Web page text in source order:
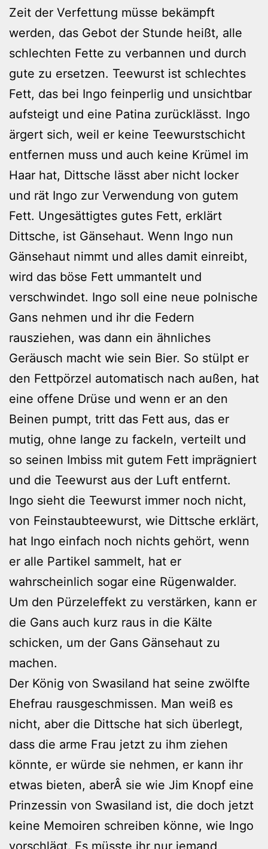
Zeit der Verfettung müsse bekämpft
werden, das Gebot der Stunde heißt, alle
schlechten Fette zu verbannen und durch
gute zu ersetzen. Teewurst ist schlechtes
Fett, das bei Ingo feinperlig und unsichtbar
aufsteigt und eine Patina zurücklässt. Ingo
ärgert sich, weil er keine Teewurstschicht
entfernen muss und auch keine Krümel im
Haar hat, Dittsche lässt aber nicht locker
und rät Ingo zur Verwendung von gutem
Fett. Ungesättigtes gutes Fett, erklärt
Dittsche, ist Gänsehaut. Wenn Ingo nun
Gänsehaut nimmt und alles damit einreibt,
wird das böse Fett ummantelt und
verschwindet. Ingo soll eine neue polnische
Gans nehmen und ihr die Federn
rausziehen, was dann ein ähnliches
Geräusch macht wie sein Bier. So stülpt er
den Fettpörzel automatisch nach außen, hat
eine offene Drüse und wenn er an den
Beinen pumpt, tritt das Fett aus, das er
mutig, ohne lange zu fackeln, verteilt und
so seinen Imbiss mit gutem Fett imprägniert
und die Teewurst aus der Luft entfernt.
Ingo sieht die Teewurst immer noch nicht,
von Feinstaubteewurst, wie Dittsche erklärt,
hat Ingo einfach noch nichts gehört, wenn
er alle Partikel sammelt, hat er
wahrscheinlich sogar eine Rügenwalder.
Um den Pürzeleffekt zu verstärken, kann er
die Gans auch kurz raus in die Kälte
schicken, um der Gans Gänsehaut zu
machen.
Der König von Swasiland hat seine zwölfte
Ehefrau rausgeschmissen. Man weiß es
nicht, aber die Dittsche hat sich überlegt,
dass die arme Frau jetzt zu ihm ziehen
könnte, er würde sie nehmen, er kann ihr
etwas bieten, aberÂ sie wie Jim Knopf eine
Prinzessin von Swasiland ist, die doch jetzt
keine Memoiren schreiben könne, wie Ingo
vorschlägt. Es müsste ihr nur jemand